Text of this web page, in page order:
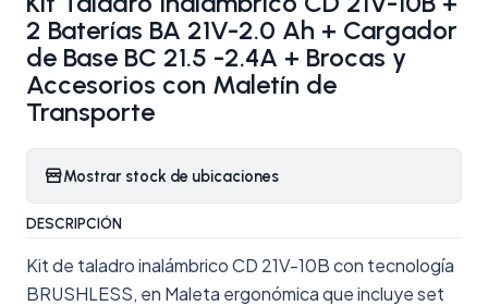
2 Baterías BA 21V-2.0 Ah + Cargador
de Base BC 21.5 -2.4A + Brocas y
Accesorios con Maletín de
Transporte
Mostrar stock de ubicaciones
DESCRIPCIÓN
Kit de taladro inalámbrico CD 21V-10B con tecnología
BRUSHLESS, en Maleta ergonómica que incluye set